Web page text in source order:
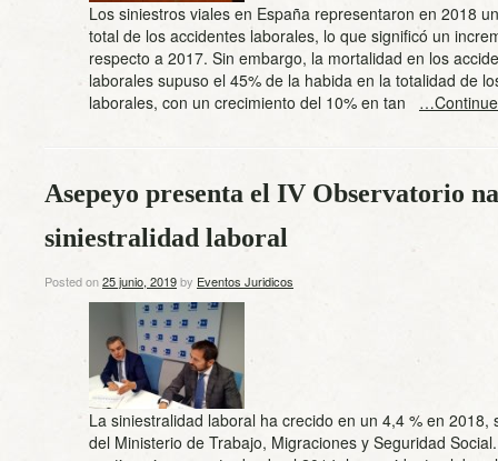
Los siniestros viales en España representaron en 2018
total de los accidentes laborales, lo que significó un
respecto a 2017. Sin embargo, la mortalidad en los
laborales supuso el 45% de la habida en la totalidad de
laborales, con un crecimiento del 10% en tan
Asepeyo presenta el IV Observatorio
siniestralidad laboral
Posted on25 junio, 2019by Eventos Juridicos
La siniestralidad laboral ha crecido en un 4,4 % en 2018,
del Ministerio de Trabajo, Migraciones y Seguridad